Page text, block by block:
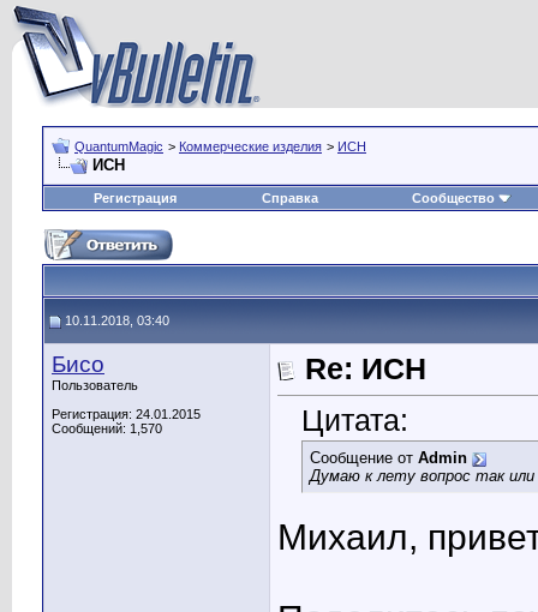
QuantumMagic > Коммерческие изделия > ИСН
ИСН
Регистрация Справка Сообщество
10.11.2018, 03:40
Бисо
Пользователь
Регистрация: 24.01.2015
Сообщений: 1,570
Re: ИСН
Цитата:
Сообщение от Admin
Думаю к лету вопрос так
Михаил,